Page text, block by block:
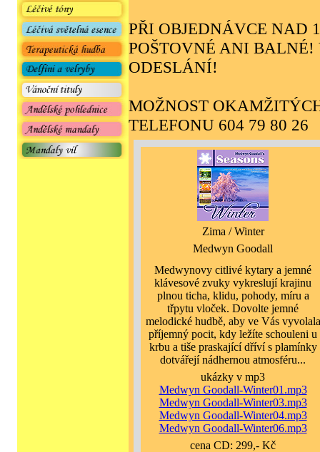
PŘI OBJEDNÁVCE NAD
POŠTOVNÉ ANI
ODESLÁNÍ!
MOŽNOST
TELEFONU 604 79 80 26
Zima / Winter
Medwyn Goodall
Medwynovy citlivé kytary a jemné
klávesové zvuky vykreslují krajinu
plnou ticha, klidu, pohody, míru a
třpytu vloček. Dovolte jemné
melodické hudbě, aby ve Vás vyvolala
příjemný pocit, kdy ležíte schouleni u
krbu a tiše praskající dříví s plamínky
dotvářejí nádhernou atmosféru...
ukázky v mp3
Medwyn Goodall-Winter01.mp3
Medwyn Goodall-Winter03.mp3
Medwyn Goodall-Winter04.mp3
Medwyn Goodall-Winter06.mp3
cena CD: 299,- Kč